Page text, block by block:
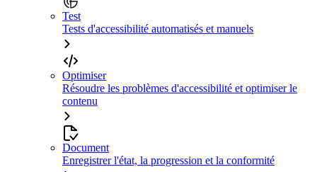
Test
Tests d'accessibilité automatisés et manuels
Optimiser
Résoudre les problèmes d'accessibilité et optimiser le
contenu
Document
Enregistrer l'état, la progression et la conformité